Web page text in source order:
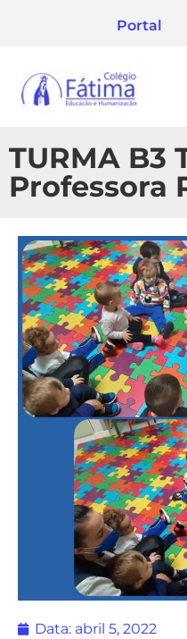
Portal
TURMA B3
Professora
Data: abril 5, 2022